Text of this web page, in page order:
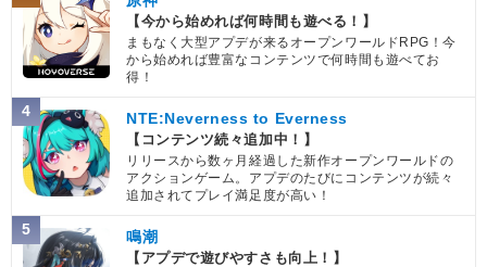
【今から始めれば何時間も遊べる！】
まもなく大型アプデが来るオープンワールドRPG！今
から始めれば豊富なコンテンツで何時間も遊べてお
得！
4 NTE:Neverness to Everness
【コンテンツ続々追加中！】
リリースから数ヶ月経過した新作オープンワールドの
アクションゲーム。アプデのたびにコンテンツが続々
追加されてプレイ満足度が高い！
5 鳴潮
【アプデで遊びやすさも向上！】